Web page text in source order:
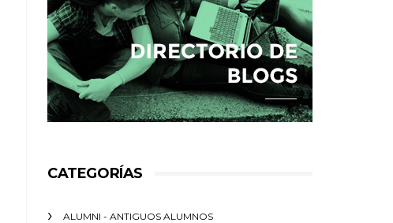
CATEGORÍAS
ALUMNI - ANTIGUOS ALUMNOS